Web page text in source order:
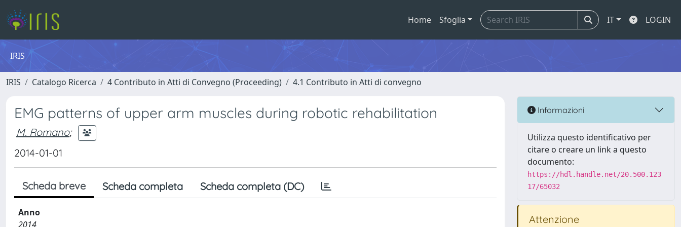
Home Sfoglia IT LOGIN
IRIS
IRIS Catalogo Ricerca 4 Contributo in Atti di Convegno (Proceeding) 4.1 Contributo in Atti di convegno
EMG patterns of upper arm muscles during robotic rehabilitation
M. Romano;
2014-01-01
Scheda breve Scheda completa Scheda completa (DC)
Anno
2014
Informazioni
Utilizza questo identificativo per
citare o creare un link a questo
documento:
https://hdl.handle.net/20.500.123
17/65032
Attenzione